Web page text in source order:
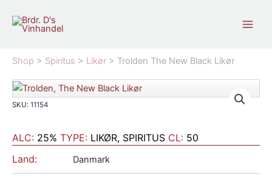
Shop > Spiritus > Likør > Trolden The New Black Likør
SKU: 11154
ALC: 25% TYPE: LIKØR, SPIRITUS CL: 50
Land:
Danmark